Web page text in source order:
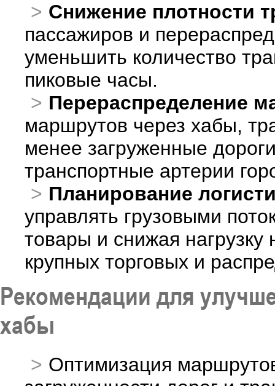
Снижение плотности
пассажиров и
уменьшить количество
пиковые часы.
Перераспределение
маршрутов через хабы,
менее загруженные
транспортные артерии
Планирование
управлять грузовыми
товары и снижая
крупных торговых и
Рекомендации для
хабы
Оптимизация